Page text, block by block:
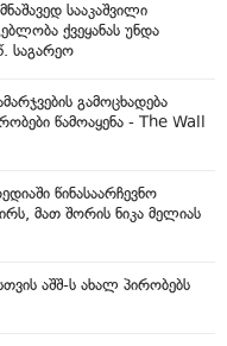
სააკაშვილი
ქვეყანას უნდა
საგარეო
გამოცხადება
წამოაყენა - The Wall
წინასაარჩევნო
მათ შორის ნიკა მელიას
აშშ-ს ახალ პირობებს